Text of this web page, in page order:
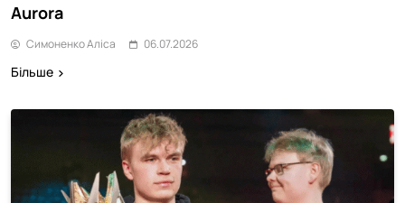
Aurora
Симоненко Аліса 06.07.2026
Більше